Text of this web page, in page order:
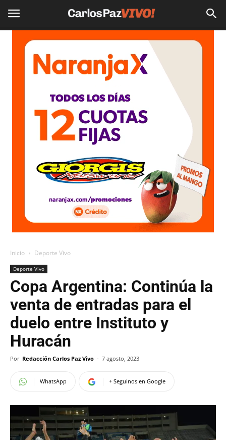
Inicio Deporte Vivo
Deporte Vivo
Copa Argentina: Continúa la
venta de entradas para el
duelo entre Instituto y
Huracán
Por Redacción Carlos Paz Vivo - 7 agosto, 2023
WhatsApp + Seguinos en Google